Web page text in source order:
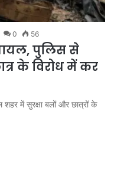
0 56
पुलिस से
के विरोध में कर
में सुरक्षा बलों और छात्रों के